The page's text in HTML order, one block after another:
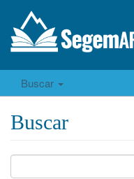
Buscar
Buscar